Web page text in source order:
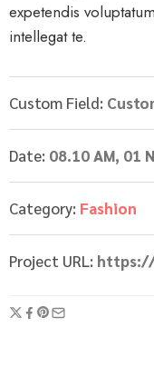
expetendis
intellegat te.
Custom Field:
Date: 08.10 AM, 01
Category: Fashion
Project URL: https://